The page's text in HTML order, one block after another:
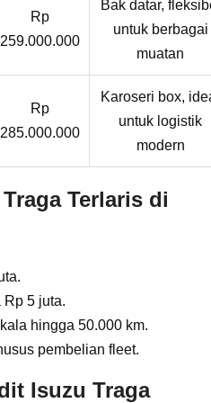
Rp
259.000.000
Bak datar,
untuk berbagai
muatan
Rp
285.000.000
Karoseri box,
untuk logistik
modern
Terlaris di
5 juta.
hingga 50.000 km.
pembelian fleet.
Isuzu Traga